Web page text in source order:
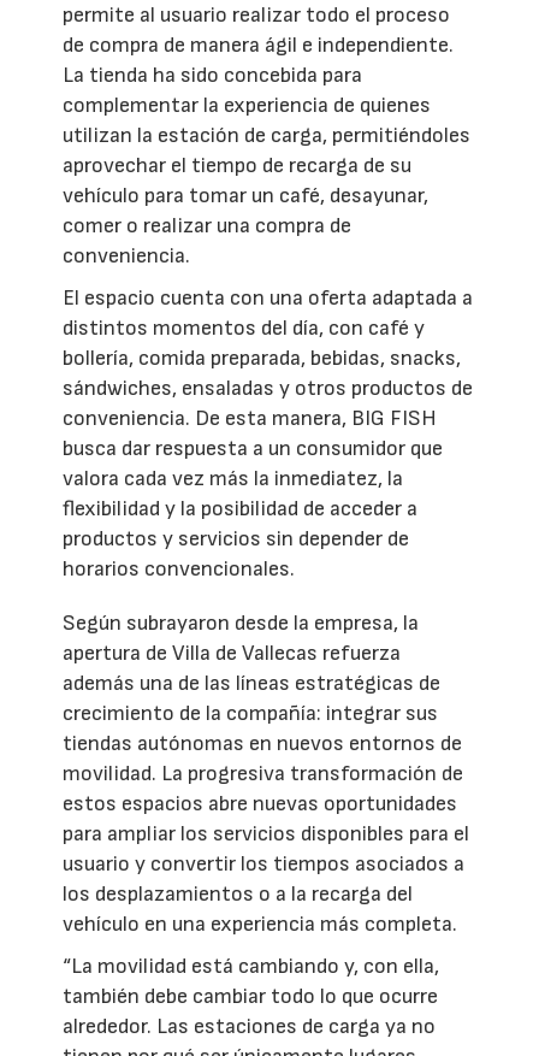
permite al usuario realizar todo el proceso
de compra de manera ágil e independiente.
La tienda ha sido concebida para
complementar la experiencia de quienes
utilizan la estación de carga, permitiéndoles
aprovechar el tiempo de recarga de su
vehículo para tomar un café, desayunar,
comer o realizar una compra de
conveniencia.
El espacio cuenta con una oferta adaptada a
distintos momentos del día, con café y
bollería, comida preparada, bebidas, snacks,
sándwiches, ensaladas y otros productos de
conveniencia. De esta manera, BIG FISH
busca dar respuesta a un consumidor que
valora cada vez más la inmediatez, la
flexibilidad y la posibilidad de acceder a
productos y servicios sin depender de
horarios convencionales.
Según subrayaron desde la empresa, la
apertura de Villa de Vallecas refuerza
además una de las líneas estratégicas de
crecimiento de la compañía: integrar sus
tiendas autónomas en nuevos entornos de
movilidad. La progresiva transformación de
estos espacios abre nuevas oportunidades
para ampliar los servicios disponibles para el
usuario y convertir los tiempos asociados a
los desplazamientos o a la recarga del
vehículo en una experiencia más completa.
“La movilidad está cambiando y, con ella,
también debe cambiar todo lo que ocurre
alrededor. Las estaciones de carga ya no